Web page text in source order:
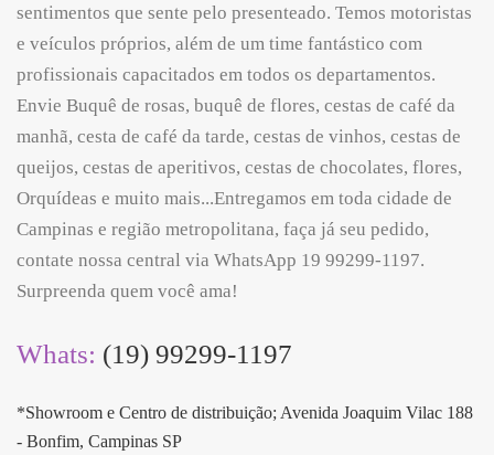
sentimentos que sente pelo presenteado. Temos motoristas
e veículos próprios, além de um time fantástico com
profissionais capacitados em todos os departamentos.
Envie Buquê de rosas, buquê de flores, cestas de café da
manhã, cesta de café da tarde, cestas de vinhos, cestas de
queijos, cestas de aperitivos, cestas de chocolates, flores,
Orquídeas e muito mais...Entregamos em toda cidade de
Campinas e região metropolitana, faça já seu pedido,
contate nossa central via WhatsApp 19 99299-1197.
Surpreenda quem você ama!
Whats: (19) 99299-1197
*Showroom e Centro de distribuição; Avenida Joaquim Vilac 188
- Bonfim, Campinas SP